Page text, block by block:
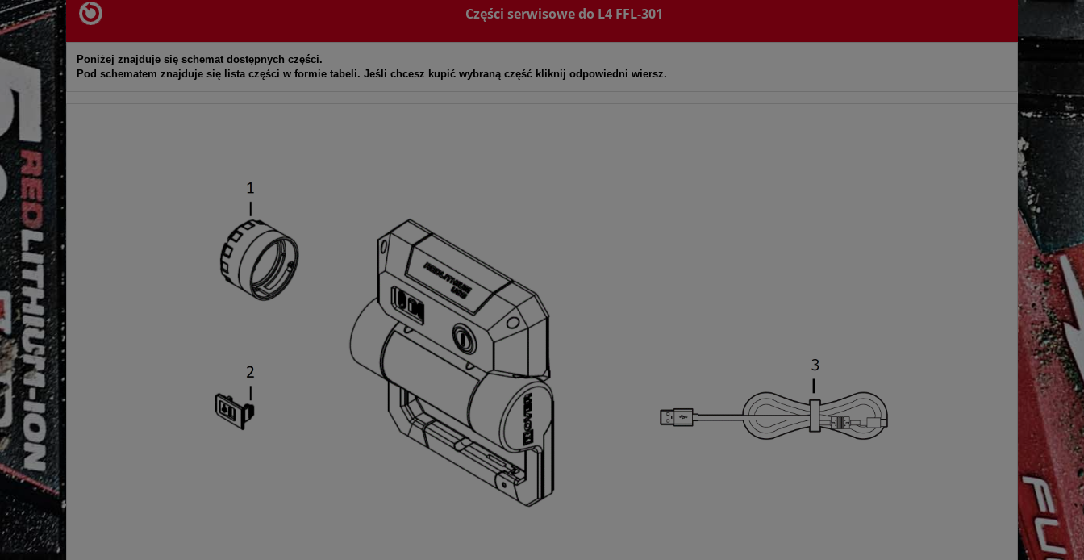
Części serwisowe do L4 FFL-301
Poniżej znajduje się schemat dostępnych części.
Pod schematem znajduje się lista części w formie tabeli. Jeśli chcesz kupić wybraną część kliknij odpowiedni wiersz.